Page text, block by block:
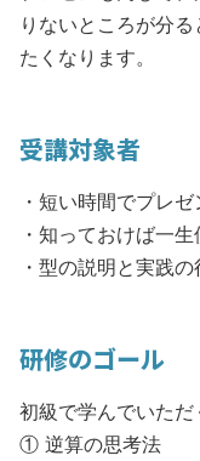
りないところが分
たくなります。
受講対象者
・短い時間でプレ
・知っておけば一
・型の説明と実践
研修のゴール
初級で学んでいただ
① 逆算の思考法